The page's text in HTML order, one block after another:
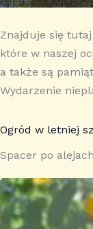
Znajduje się
które w naszej
a także są
Wydarzenie
Ogród w letniej
Spacer po